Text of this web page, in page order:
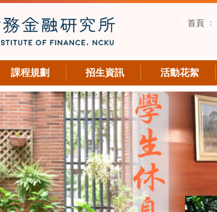
::: 首頁
課程規劃 招生資訊 活動花絮